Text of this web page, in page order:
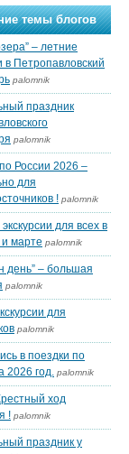
темы блогов
– летние
в Петропавловский
palomnik
праздник
palomnik
России 2026 –
для
! palomnik
для всех в
марте palomnik
день” – большая
palomnik
для
palomnik
в поездки по
2026 год. palomnik
ход
! palomnik
праздник у